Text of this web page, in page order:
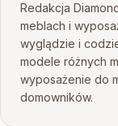
Redakcja
meblach i
wyglądzie i
modele różnych
wyposażenie do
domowników.